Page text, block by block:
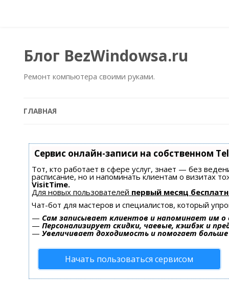
Блог BezWindowsa.ru
Ремонт компьютера своими руками.
ГЛАВНАЯ
Сервис онлайн-записи на собственном
Тот, кто работает в сфере услуг, знает — без
расписание, но и напоминать клиентам о
VisitTime.
Для новых пользователей первый месяц
Чат-бот для мастеров и специалистов, который
— Сам записывает клиентов и напоминает им о
— Персонализирует скидки, чаевые, кэшбэк и
— Увеличивает доходимость и помогает
Начать пользоваться сервисом